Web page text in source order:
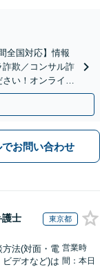
全国対応】情報
欺／コンサル詐
い！オンライン
でお問い合わせ
護士 東京都
方法(対面・電
ビデオなど)は
営業時
間：本日